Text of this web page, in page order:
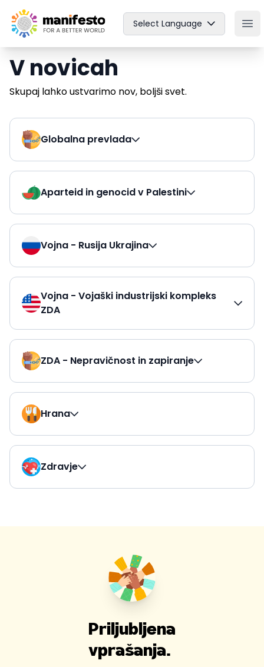
Your Company
Select Language
V novicah
Skupaj lahko ustvarimo nov, boljši svet.
Globalna prevlada
Aparteid in genocid v Palestini
Vojna - Rusija Ukrajina
Vojna - Vojaški industrijski kompleks
ZDA
ZDA - Nepravičnost in zapiranje
Hrana
Zdravje
Priljubljena
vprašanja.